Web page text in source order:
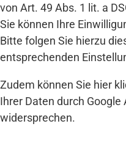
von Art. 49 Abs. 1 lit. a
Sie können Ihre
Bitte folgen Sie hierzu
entsprechenden
Zudem können Sie hier
Ihrer Daten durch Google
widersprechen.